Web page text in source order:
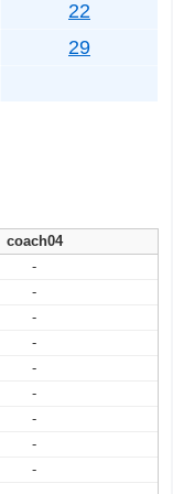
22
29
coach04
-
-
-
-
-
-
-
-
-